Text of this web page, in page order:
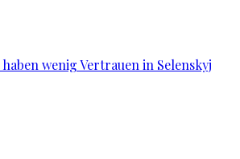
wenig Vertrauen in Selenskyj